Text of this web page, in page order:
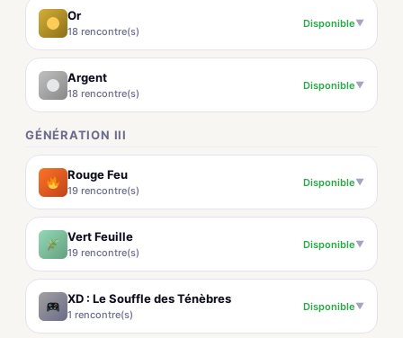
Or
18 rencontre(s)
Disponible▼
Argent
18 rencontre(s)
Disponible▼
GÉNÉRATION III
Rouge Feu
19 rencontre(s)
Disponible▼
Vert Feuille
19 rencontre(s)
Disponible▼
XD : Le Souffle des Ténèbres
1 rencontre(s)
Disponible▼